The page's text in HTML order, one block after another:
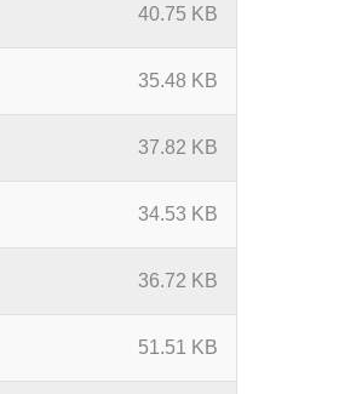
40.75 KB
35.48 KB
37.82 KB
34.53 KB
36.72 KB
51.51 KB